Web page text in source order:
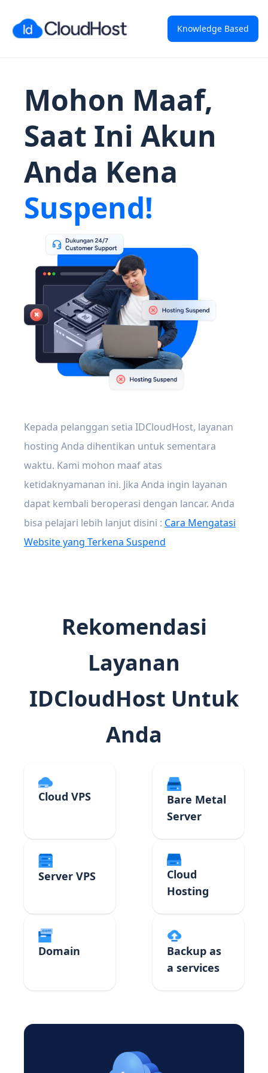
Knowledge Based
Mohon Maaf,
Saat Ini Akun
Anda Kena
Suspend!
Kepada pelanggan setia IDCloudHost, layanan
hosting Anda dihentikan untuk sementara
waktu. Kami mohon maaf atas
ketidaknyamanan ini. Jika Anda ingin layanan
dapat kembali beroperasi dengan lancar. Anda
bisa pelajari lebih lanjut disini : Cara Mengatasi
Website yang Terkena Suspend
Rekomendasi
Layanan
IDCloudHost Untuk
Anda
Cloud VPS
Bare Metal
Server
Server VPS
Cloud
Hosting
Domain
Backup as
a services